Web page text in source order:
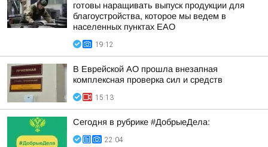
готовы наращивать выпуск продукции для
благоустройства, которое мы ведем в
населенных пунктах ЕАО
19:12
В Еврейской АО прошла внезапная
комплексная проверка сил и средств
15:13
Сегодня в рубрике #ДобрыеДела:
22:04